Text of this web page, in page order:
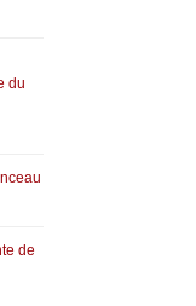
du
de